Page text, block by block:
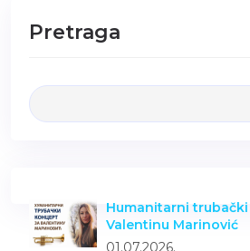
Pretraga
Humanitarni
Valentinu Marinović
01.07.2026.